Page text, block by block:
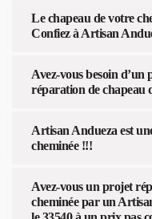
Le chapeau de votre
Confiez à Artisan
Avez-vous besoin d’un
réparation de chapeau
Artisan Andueza est
cheminée !!!
Avez-vous un projet
cheminée par un